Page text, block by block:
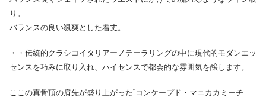
り。
バランスの良い颯爽とした着丈。
・・伝統的クラシコイタリアーノテーラリングの中に現代的モダンエッ
センスを巧みに取り入れ、ハイセンスで都会的な雰囲気を醸します。
ここの真骨頂の肩先が盛り上がった”コンケープド・マニカカミーチ